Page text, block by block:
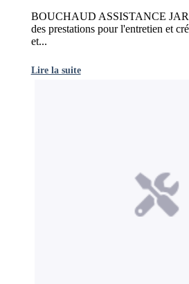
BOUCHAUD ASSISTANCE
des prestations pour l'entretien et
et...
Lire la suite